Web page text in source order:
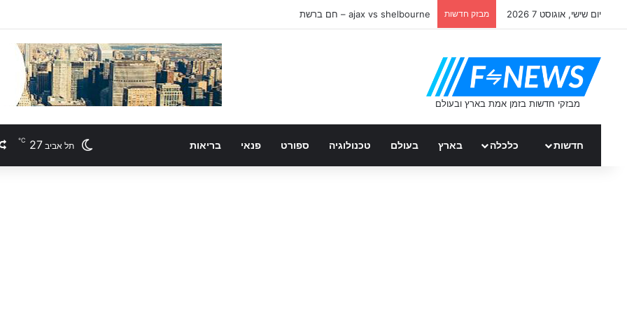
יום שישי, אוגוסט 7 2026 מבזק חדשות ajax vs shelbourne – חם ברשת
חדשות כלכלה בארץ בעולם טכנולוגיה ספורט פנאי בריאות תל אביב 27
℃